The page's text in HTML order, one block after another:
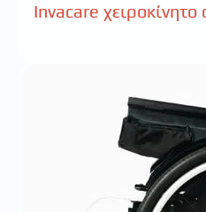
Invacare